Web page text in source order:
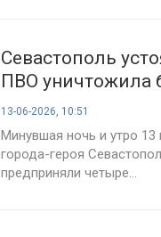
Севастополь
ПВО уничтожила
в ходе четырёх
13-06-2026, 10:51
Минувшая ночь и утро
города-героя
предприняли четыре...